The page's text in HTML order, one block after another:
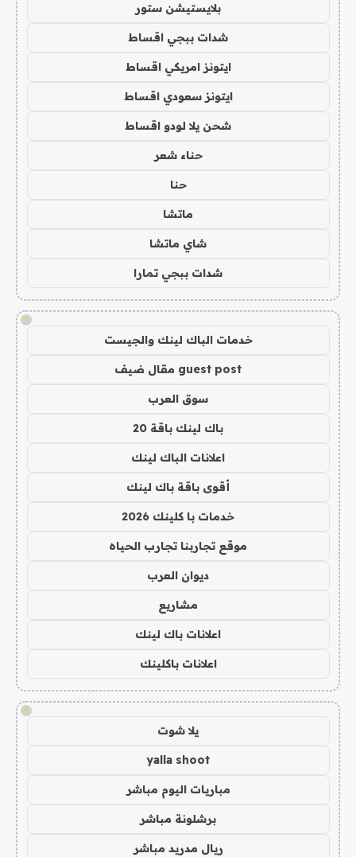
بلايستيشن ستور
شدات ببجي اقساط
ايتونز امريكي اقساط
ايتونز سعودي اقساط
شحن يلا لودو اقساط
حناء شعر
حنا
ماتشا
شاي ماتشا
شدات ببجي تمارا
!
خدمات الباك لينك والجيست
guest post مقال ضيف
سوق العرب
باك لينك باقة 20
اعلانات الباك لينك
أقوى باقة باك لينك
خدمات با كلينك 2026
موقع تجاربنا تجارب الحياه
ديوان العرب
مشاريع
اعلانات باك لينك
اعلانات باكلينك
!
يلا شوت
yalla shoot
مباريات اليوم مباشر
برشلونة مباشر
ريال مدريد مباشر